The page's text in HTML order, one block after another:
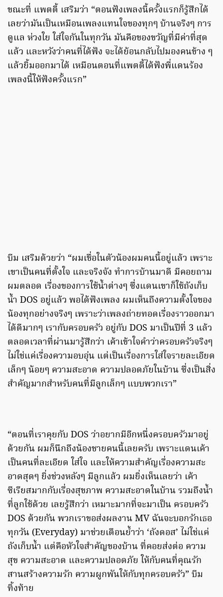
ขณะที่ แพตตี้ เสริมว่า “ตอนฟังเพลงนี้ครั้งแรกก็รู้สึกได้
เลยว่ามันเป็นเหมือนเพลงแทนใจของทุกๆ บ้านจริงๆ การ
ดูแล ห่วงใย ใส่ใจกันในทุกวัน มันคือของขวัญที่มีค่าที่สุด
แล้ว และหวังว่าคนที่ได้ฟัง จะได้ย้อนกลับไปมองคนข้าง ๆ
แล้วยิ้มออกมาได้ เหมือนตอนที่แพตตี้ได้ฟังพี่แดนร้อง
เพลงนี้ให้ฟังครั้งแรก”
บีม เสริมด้วยว่า “ผมเชื่อในตัวน้องผมคนนี้อยู่แล้ว เพราะ
เขาเป็นคนที่ตั้งใจ และจริงจัง ทำการบ้านมาดี มีคอยถาม
ผมตลอด เรื่องของการใช้น้ำต่างๆ ซึ่งแดนเขาก็ใช้ถังเก็บ
น้ำ DOS อยู่แล้ว พอได้ฟังเพลง ผมเห็นถึงความตั้งใจของ
น้องทุกอย่างจริงๆ เพราะว่าเพลงถ่ายทอดเรื่องราวออกมา
ได้ดีมากๆ เรากับครอบครัว อยู่กับ DOS มาเป็นปีที่ 3 แล้ว
ตลอดเวลาที่ผ่านมารู้สึกว่า เค้าเข้าใจคำว่าครอบครัวจริงๆ
ไม่ใช่แค่เรื่องความอบอุ่น แต่เป็นเรื่องการใส่ใจรายละเอียด
เล็กๆ น้อยๆ ความสะอาด ความปลอดภัยในบ้าน ซึ่งเป็นสิ่ง
สำคัญมากสำหรับคนที่มีลูกเล็กๆ แบบพวกเรา”
“ตอนที่เราคุยกับ DOS ว่าอยากมีอีกหนึ่งครอบครัวมาอยู่
ด้วยกัน ผมก็นึกถึงน้องชายคนนี้เลยครับ เพราะแดนเค้า
เป็นคนที่ละเอียด ใส่ใจ และให้ความสำคัญเรื่องความสะ
อาดสุดๆ ยิ่งช่วงหลังๆ มีลูกแล้ว ผมยิ่งเห็นเลยว่า เค้า
ซีเรียสมากกับเรื่องสุขภาพ ความสะอาดในบ้าน รวมถึงน้ำ
ที่ลูกใช้ด้วย เลยรู้สึกว่า เหมาะมากที่จะมาเป็น ครอบครัว
DOS ด้วยกัน พวกเราขอส่งผลงาน MV ฉันจะบอกรักเธอ
ทุกวัน (Everyday) มาช่วยเตือนย้ำว่า ‘ถังดอส’ ไม่ใช่แค่
ถังเก็บน้ำ แต่คือหัวใจสำคัญของบ้าน ที่คอยส่งต่อ ความ
สุข ความสะอาด และความปลอดภัย ให้กับคนที่คุณรัก
สานสร้างความรัก ความผูกพันให้กับทุกครอบครัว” บีม
ทิ้งท้าย